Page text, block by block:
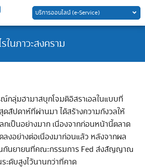
บริการออนไลน์ (e-Service)
ในภาวะสงคราม
กลุ่มฮามาสบุกโจมติอิสราเอลในแบบที่
ดสัปดาห์ที่ผ่านมา ได้สร้างความกังวลให้
เป็นอย่างมาก เนื่องจากก่อนหน้านี้ตลาด
งอย่างต่อเนื่องมาก่อนแล้ว หลังจากผล
นกันยายนที่คณะกรรมการ Fed ส่งสัญญาณ
ะดับสูงไว้นานกว่าที่คาด